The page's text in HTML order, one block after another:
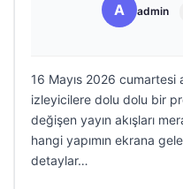
A admin
16 Mayıs 2026 cumartesi
izleyicilere dolu dolu bir
değişen yayın akışları
hangi yapımın ekrana
detaylar…